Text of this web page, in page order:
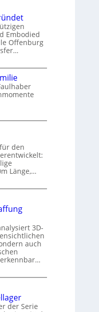
Embodied
Offenburg
den
Länge,…
3D-
auch
der Serie